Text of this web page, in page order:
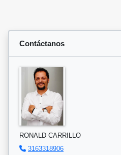
Contáctanos
RONALD CARRILLO
3163318906